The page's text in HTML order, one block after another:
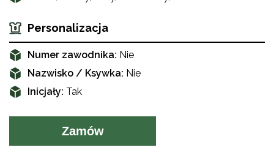
Personalizacja
Numer zawodnika: Nie
Nazwisko / Ksywka: Nie
Inicjały: Tak
Zamów